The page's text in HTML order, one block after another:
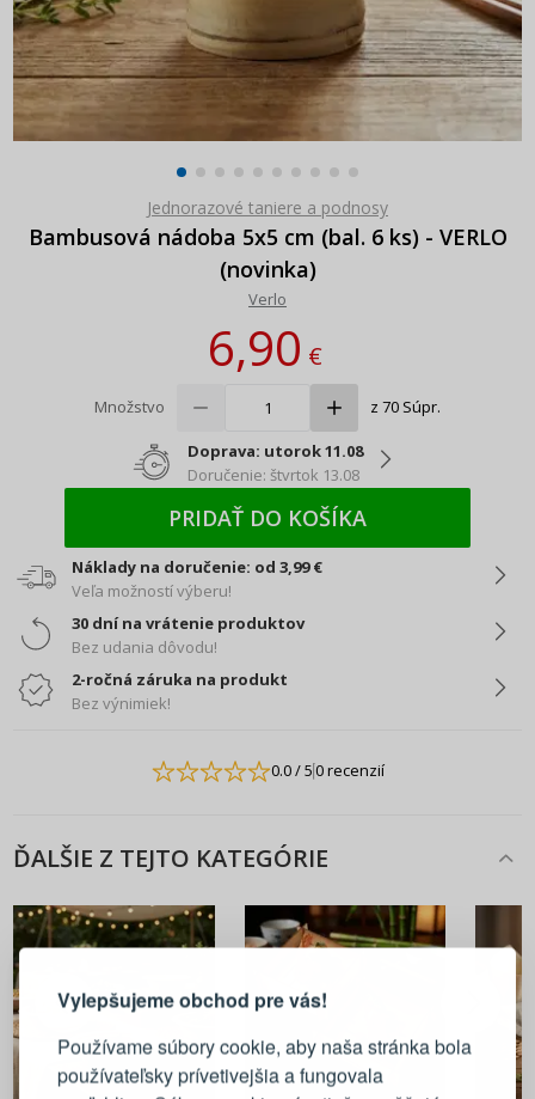
Vylepšujeme obchod pre vás!
Používame súbory cookie, aby naša stránka bola
používateľsky prívetivejšia a fungovala
Jednorazové taniere a podnosy
Bambusová nádoba 5x5 cm (bal. 6 ks) - VERLO
(novinka)
Verlo
6,90€
Množstvo z 70 Súpr.
Doprava: utorok 11.08
Doručenie: štvrtok 13.08
PRIDAŤ DO KOŠÍKA
Náklady na doručenie: od 3,99 €
Veľa možností výberu!
30 dní na vrátenie produktov
Bez udania dôvodu!
2-ročná záruka na produkt
Bez výnimiek!
0.0/ 50 recenzií
ĎALŠIE Z TEJTO KATEGÓRIE
PRIHLÁSENIE REGISTRÁCIA
Prihláste sa k svojmu účtu
E-mail